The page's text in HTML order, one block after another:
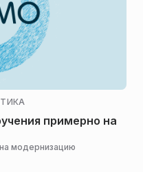
примерно на
модернизацию